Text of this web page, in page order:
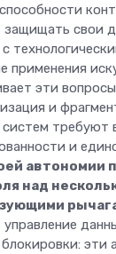
свои
применения
эти
и
требуют
и
автономии
над
блокировки: